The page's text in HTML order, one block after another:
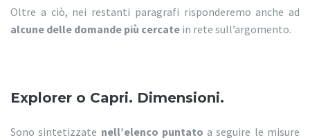
Oltre a ciò, nei restanti paragrafi risponderemo anche ad
alcune delle domande più cercate in rete sull’argomento.
Explorer o Capri. Dimensioni.
Sono sintetizzate nell’elenco puntato a seguire le misure